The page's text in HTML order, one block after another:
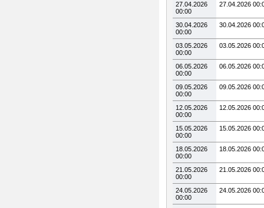
27.04.2026
00:00
27.04.2026
30.04.2026
00:00
30.04.2026
03.05.2026
00:00
03.05.2026
06.05.2026
00:00
06.05.2026
09.05.2026
00:00
09.05.2026
12.05.2026
00:00
12.05.2026
15.05.2026
00:00
15.05.2026
18.05.2026
00:00
18.05.2026
21.05.2026
00:00
21.05.2026
24.05.2026
00:00
24.05.2026